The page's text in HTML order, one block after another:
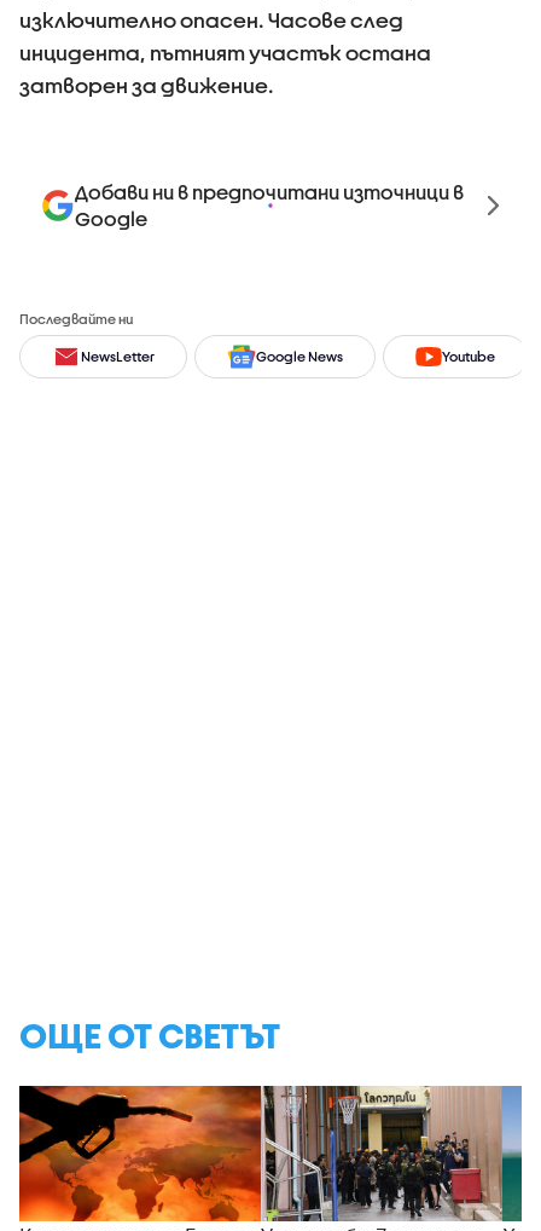
изключително опасен. Часове след
инцидента, пътният участък остана
затворен за движение.
Добави ни в предпочитани източници в
Google
Последвайте ни
NewsLetter Google News Youtube
ОЩЕ ОТ СВЕТЪТ